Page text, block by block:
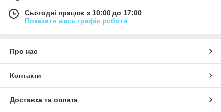
Сьогодні працює з 10:00 до 17:00
Показати весь графік роботи
Про нас
Контакти
Доставка та оплата